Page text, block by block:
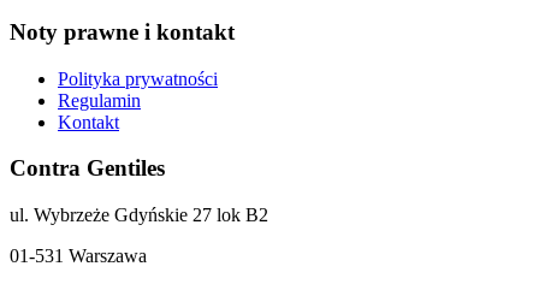
Noty prawne i kontakt
Polityka prywatności
Regulamin
Kontakt
Contra Gentiles
ul. Wybrzeże Gdyńskie 27 lok B2
01-531 Warszawa